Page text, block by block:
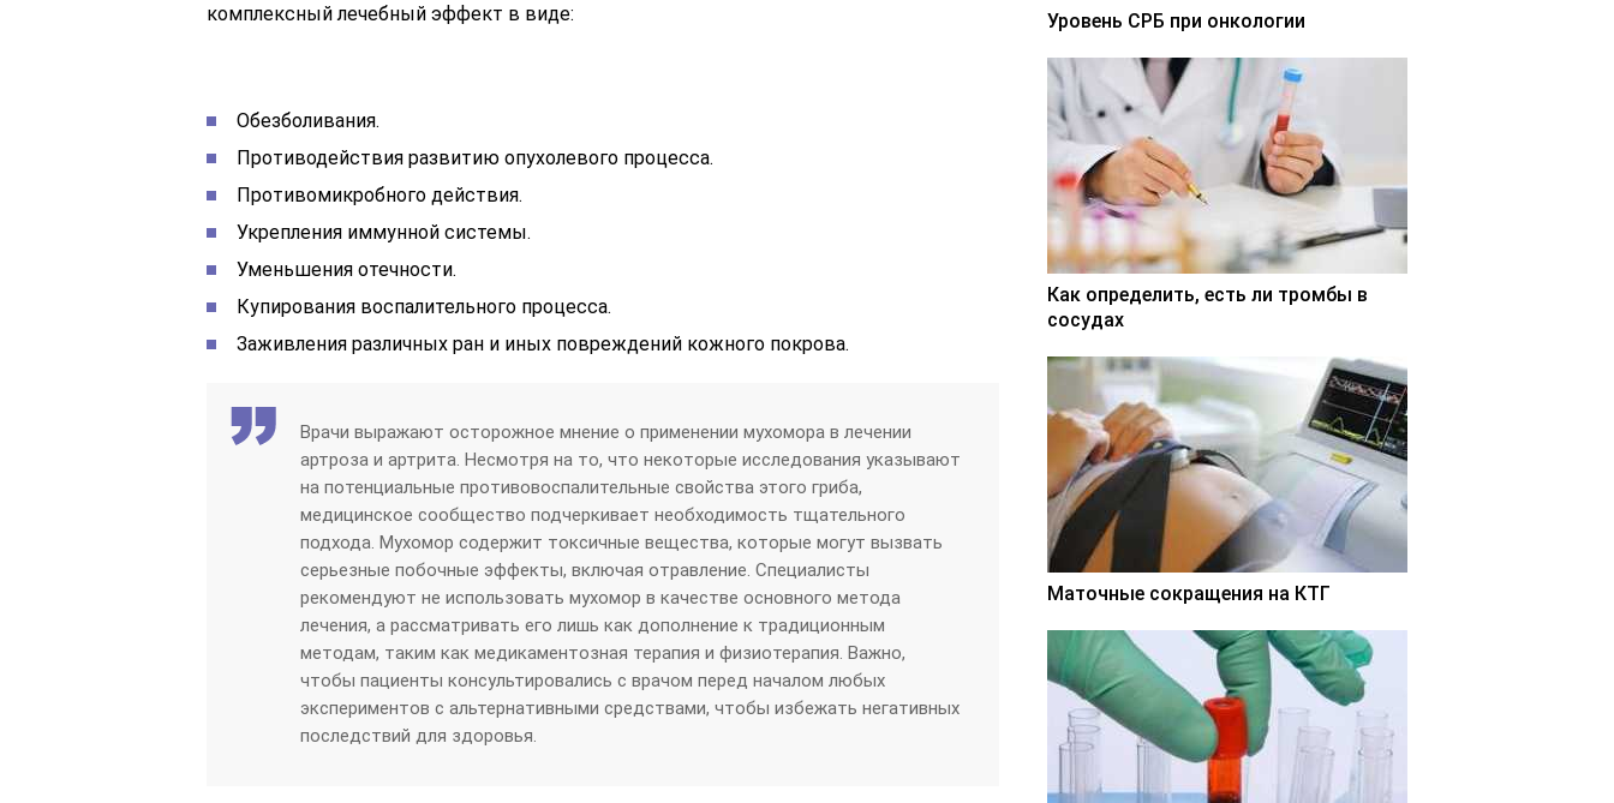
комплексный лечебный эффект в виде:
Обезболивания.
Противодействия развитию опухолевого процесса.
Противомикробного действия.
Укрепления иммунной системы.
Уменьшения отечности.
Купирования воспалительного процесса.
Заживления различных ран и иных повреждений кожного покрова.
Врачи выражают осторожное мнение о применении мухомора в лечении
артроза и артрита. Несмотря на то, что некоторые исследования указывают
на потенциальные противовоспалительные свойства этого гриба,
медицинское сообщество подчеркивает необходимость тщательного
подхода. Мухомор содержит токсичные вещества, которые могут вызвать
серьезные побочные эффекты, включая отравление. Специалисты
рекомендуют не использовать мухомор в качестве основного метода
лечения, а рассматривать его лишь как дополнение к традиционным
методам, таким как медикаментозная терапия и физиотерапия. Важно,
чтобы пациенты консультировались с врачом перед началом любых
экспериментов с альтернативными средствами, чтобы избежать негативных
последствий для здоровья.
Уровень СРБ при онкологии
Как определить, есть ли тромбы в
сосудах
Маточные сокращения на КТГ